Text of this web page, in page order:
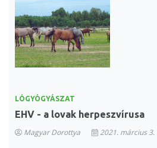
LÓGYÓGYÁSZAT
EHV - a lovak herpeszvírusa
Magyar Dorottya 2021. március 3.